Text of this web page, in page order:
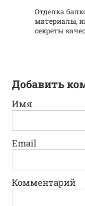
Отделка
материалы,
секреты
Добавить
Имя
Email
Комментарий